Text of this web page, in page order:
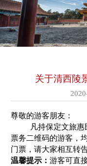
关于清西陵
尊敬的游客朋友：
凡持保定文旅惠民
票务二维码的游客，
门票，请大家相互转
温馨提示：游客可直